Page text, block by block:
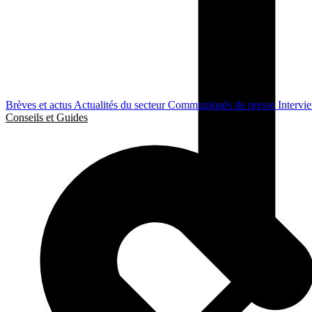
Brèves et actus Actualités du secteurCommuniqués de presse
Conseils et Guides